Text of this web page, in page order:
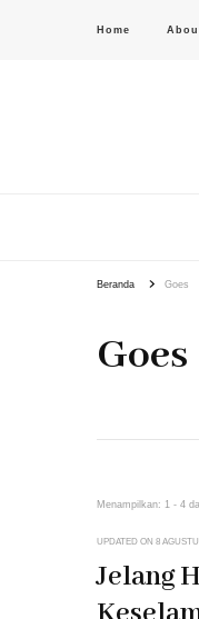
Home
Beranda Goes
Goes
Menampilkan: 1 - 4
UPDATED ON8
Jelang